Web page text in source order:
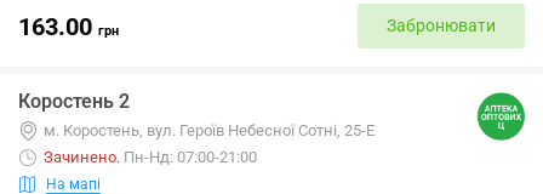
163.00 грн Забронювати
Коростень 2
м. Коростень, вул. Героїв Небесної Сотні, 25-Е
Зачинено. Пн-Нд: 07:00-21:00
На мапі